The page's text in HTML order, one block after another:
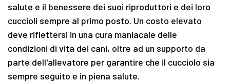
salute e il benessere dei suoi riproduttori e dei loro
cuccioli sempre al primo posto. Un costo elevato
deve riflettersi in una cura maniacale delle
condizioni di vita dei cani, oltre ad un supporto da
parte dell'allevatore per garantire che il cucciolo sia
sempre seguito e in piena salute.